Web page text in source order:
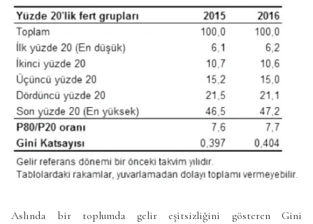
Aslında bir toplumda gelir eşitsizliğini gösteren Gini